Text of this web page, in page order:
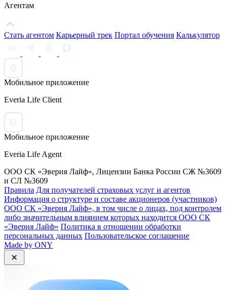
Агентам
Стать агентом Карьерный трек Портал обучения Калькулятор
Мобильное приложение
Everia Life Client
Мобильное приложение
Everia Life Agent
ООО СК «Эверия Лайф», Лицензии Банка России СЖ №3609
и СЛ №3609
Правила Для получателей страховых услуг и агентов
Информация о структуре и составе акционеров (участников)
ООО СК «Эверия Лайф», в том числе о лицах, под контролем
либо значительным влиянием которых находится ООО СК
«Эверия Лайф» Политика в отношении обработки
персональных данных Пользовательское соглашение
Made by ONY